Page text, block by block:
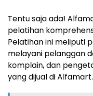
Tentu saja ada!
pelatihan
Pelatihan ini meliputi
melayani pelanggan
komplain, dan
yang dijual di Alfamart.